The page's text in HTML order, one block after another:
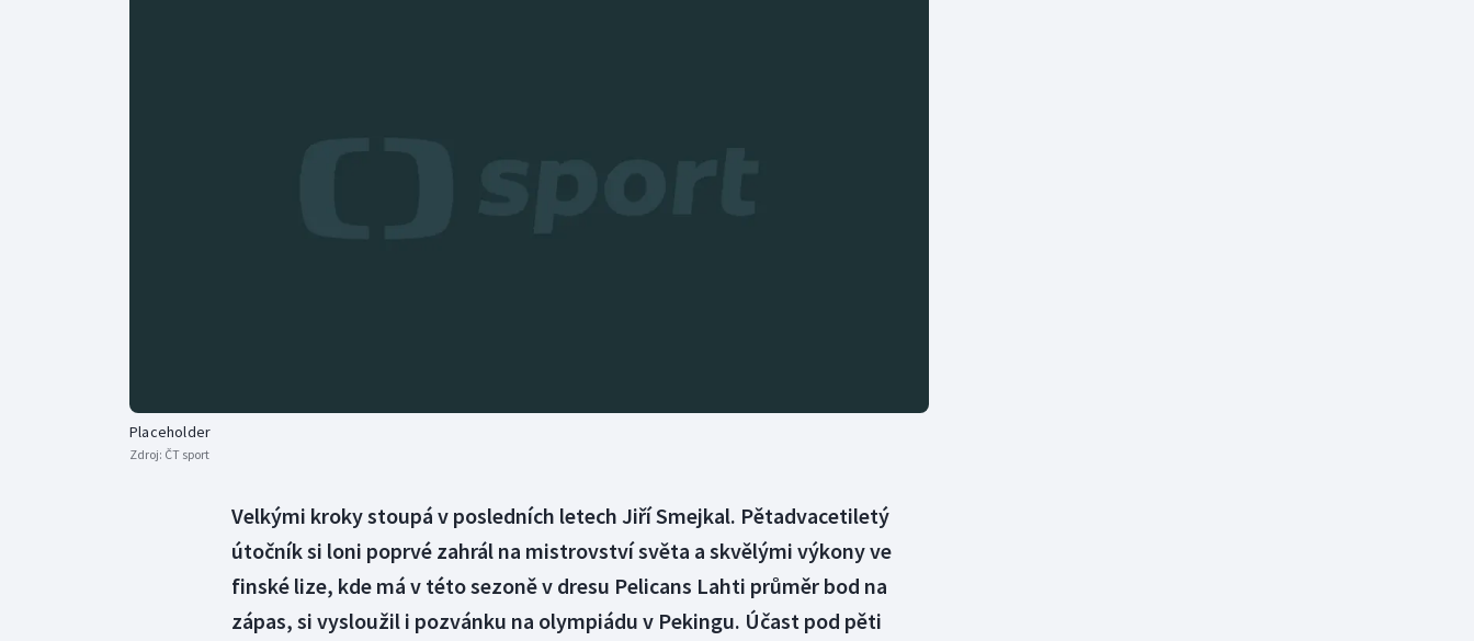
Parasport
Placeholder
Zdroj: ČT sport
Velkými kroky stoupá v posledních letech Jiří Smejkal. Pětadvacetiletý
útočník si loni poprvé zahrál na mistrovství světa a skvělými výkony ve
finské lize, kde má v této sezoně v dresu Pelicans Lahti průměr bod na
zápas, si vysloužil i pozvánku na olympiádu v Pekingu. Účast pod pěti